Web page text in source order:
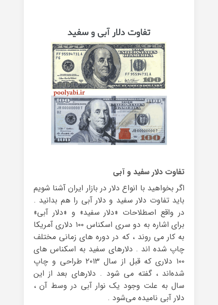
تفاوت دلار سفید و آبی
اگر بخواهید با انواع دلار در بازار ایران آشنا شویم
باید تفاوت دلار سفید و دلار آبی را هم بدانید .
در واقع اصطلاحات «دلار سفید» و «دلار آبی»
برای اشاره به دو سری اسکناس ۱۰۰ دلاری آمریکا
به کار می‌ روند ، که در دوره‌ های زمانی مختلف
چاپ شده‌ اند . دلارهای سفید به اسکناس های
۱۰۰ دلاری که قبل از سال ۲۰۱۳ طراحی و چاپ
شده‌اند ، گفته می شود . دلارهای بعد از این
سال به علت وجود یک نوار آبی در وسط آن ،
دلار آبی نامیده می‌شود .